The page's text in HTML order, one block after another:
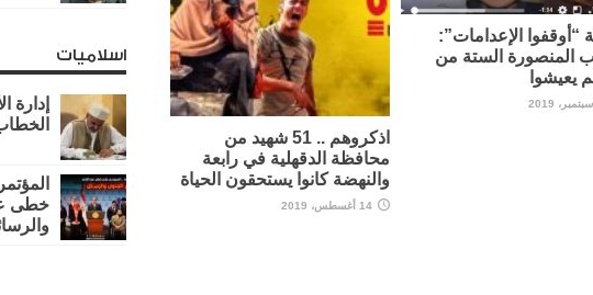
“أوقفوا الإعدامات”:
المنصورة الستة من
يعيشوا
اذكروهم .. 51 شهيد من
محافظة الدقهلية في رابعة
والنهضة كانوا يستحقون الحياة
14 أغسطس، 2019
اسلاميات
إدارة
خطى